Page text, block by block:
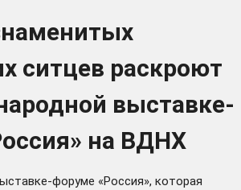
ситцев раскроют
выставке-
на ВДНХ
форуме «Россия», которая